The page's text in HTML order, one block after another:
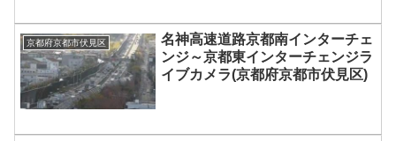
京都府京都市伏見区
名神高速道路京都南インターチェ
ンジ～京都東インターチェンジラ
イブカメラ(京都府京都市伏見区)